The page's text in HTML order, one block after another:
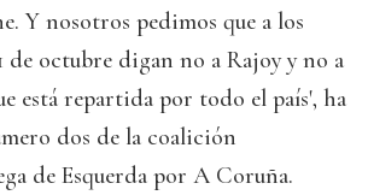
Y nosotros pedimos que a los
de octubre digan no a Rajoy y no a
está repartida por todo el país', ha
dos de la coalición
de Esquerda por A Coruña.